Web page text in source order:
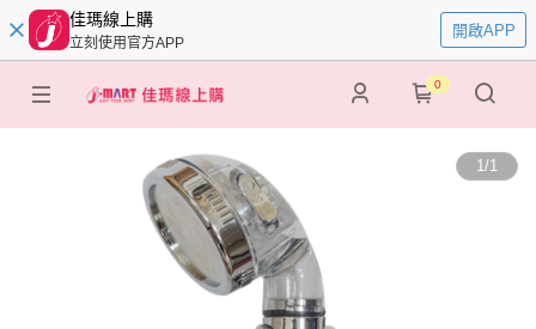
佳瑪線上購
立刻使用官方APP
開啟APP
0
1/1